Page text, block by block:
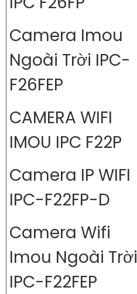
Camera Imou
Ngoài Trời IPC-
F26FEP
CAMERA WIFI
IMOU IPC F22P
Camera IP WIFI
IPC-F22FP-D
Camera Wifi
Imou Ngoài Trời
IPC-F22FEP